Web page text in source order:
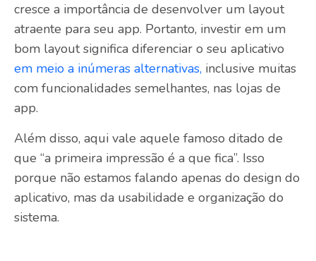
cresce a importância de desenvolver um layout
atraente para seu app. Portanto, investir em um
bom layout significa diferenciar o seu aplicativo
em meio a inúmeras alternativas, inclusive muitas
com funcionalidades semelhantes, nas lojas de
app.
Além disso, aqui vale aquele famoso ditado de
que “a primeira impressão é a que fica”. Isso
porque não estamos falando apenas do design do
aplicativo, mas da usabilidade e organização do
sistema.